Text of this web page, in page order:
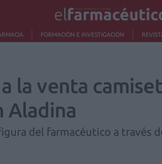
FORMACIÓN E INVESTIGACIÓN
la venta
Aladina
del farmacéutico a través